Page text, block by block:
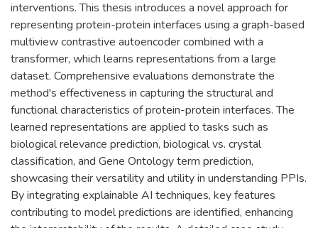
interventions. This thesis introduces a novel approach for
representing protein-protein interfaces using a graph-based
multiview contrastive autoencoder combined with a
transformer, which learns representations from a large
dataset. Comprehensive evaluations demonstrate the
method's effectiveness in capturing the structural and
functional characteristics of protein-protein interfaces. The
learned representations are applied to tasks such as
biological relevance prediction, biological vs. crystal
classification, and Gene Ontology term prediction,
showcasing their versatility and utility in understanding PPIs.
By integrating explainable AI techniques, key features
contributing to model predictions are identified, enhancing